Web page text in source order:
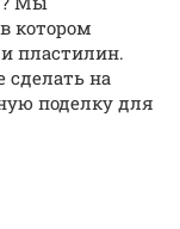
котором
пластилин.
на
поделку для